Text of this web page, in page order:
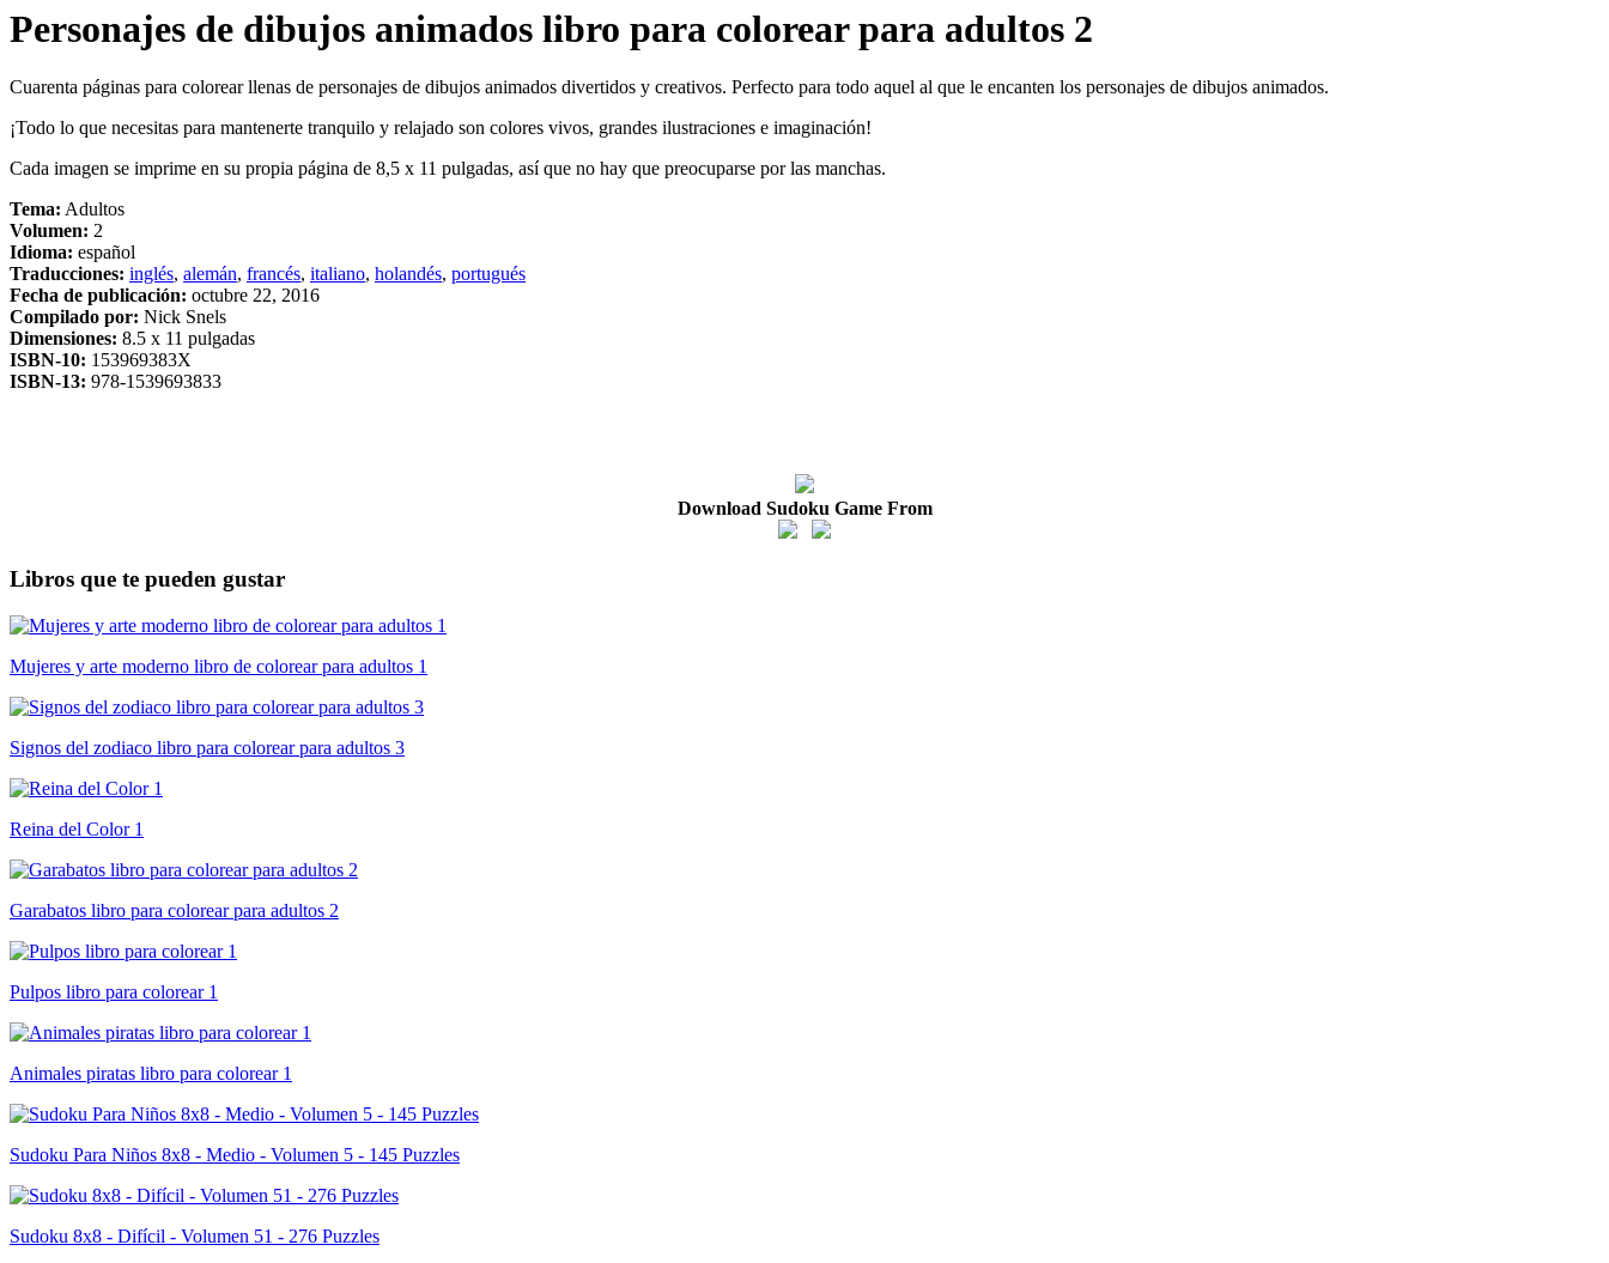
Personajes de dibujos animados libro para colorear para adultos 2
Cuarenta páginas para colorear llenas de personajes de dibujos animados divertidos y creativos. Perfecto para todo aquel al que le encanten los personajes de dibujos animados.
¡Todo lo que necesitas para mantenerte tranquilo y relajado son colores vivos, grandes ilustraciones e imaginación!
Cada imagen se imprime en su propia página de 8,5 x 11 pulgadas, así que no hay que preocuparse por las manchas.
Tema: Adultos
Volumen: 2
Idioma: español
Traducciones: inglés, alemán, francés, italiano, holandés, portugués
Fecha de publicación: octubre 22, 2016
Compilado por: Nick Snels
Dimensiones: 8.5 x 11 pulgadas
ISBN-10: 153969383X
ISBN-13: 978-1539693833
Download Sudoku Game From
Libros que te pueden gustar
Mujeres y arte moderno libro de colorear para adultos 1
Signos del zodiaco libro para colorear para adultos 3
Reina del Color 1
Garabatos libro para colorear para adultos 2
Pulpos libro para colorear 1
Animales piratas libro para colorear 1
Sudoku Para Niños 8x8 - Medio - Volumen 5 - 145 Puzzles
Sudoku 8x8 - Difícil - Volumen 51 - 276 Puzzles